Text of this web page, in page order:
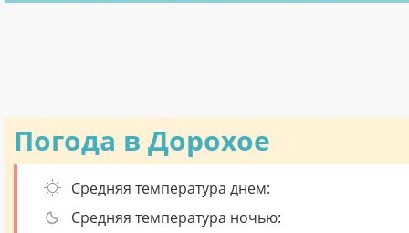
Погода в Дорохое
Средняя температура днем:
Средняя температура ночью: